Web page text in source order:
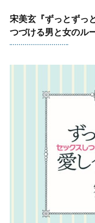
宋美玄『ずっとずっ
つづける男と女のル